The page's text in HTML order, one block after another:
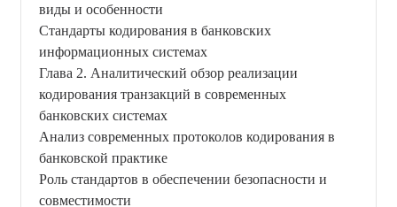
виды и особенности
Стандарты кодирования в банковских
информационных системах
Глава 2. Аналитический обзор реализации
кодирования транзакций в современных
банковских системах
Анализ современных протоколов кодирования в
банковской практике
Роль стандартов в обеспечении безопасности и
совместимости